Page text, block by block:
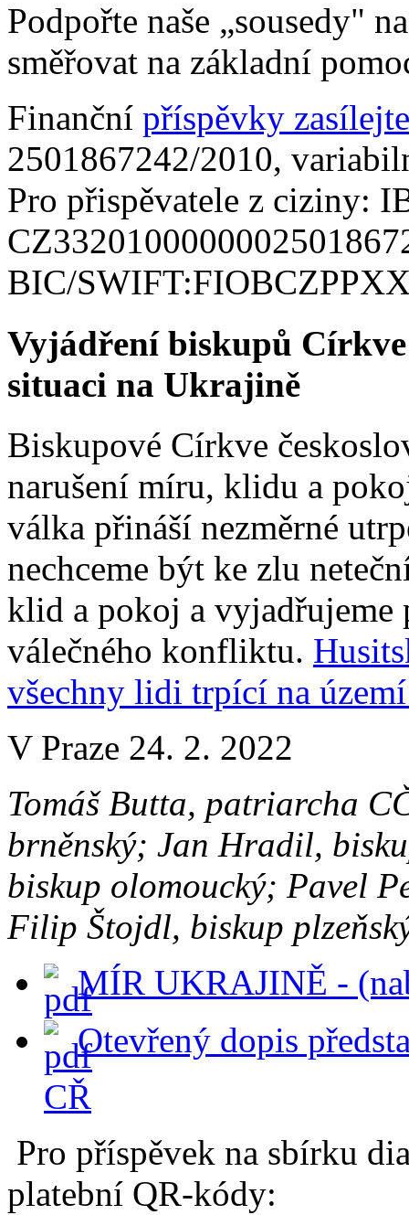
Podpořte naše „sousedy"
směřovat na základní
Finanční příspěvky
2501867242/2010,
Pro přispěvatele z ciziny:
BIC/
Vyjádření biskupů Církve
situaci na Ukrajině
Biskupové Církve
narušení míru, klidu a
válka přináší nezměrné
nechceme být ke zlu
klid a pokoj a vyjadřujeme
válečného konfliktu.
všechny lidi trpící na
V Praze 24. 2. 2022
Tomáš Butta, patriarcha
brněnský; Jan Hradil,
biskup olomoucký; Pavel
Filip Štojdl, biskup
MÍR UKRAJINĚ -
Otevřený dopis
CŘ
Pro příspěvek na sbírku
platební QR-kódy: